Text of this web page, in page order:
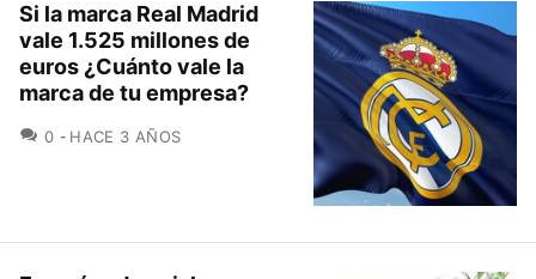
Si la marca Real Madrid
vale 1.525 millones de
euros ¿Cuánto vale la
marca de tu empresa?
0 COMENTARIOS
HACE 3 AÑOS